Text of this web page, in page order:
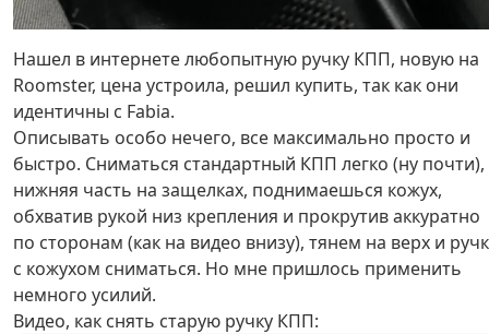
Нашел в интернете любопытную ручку КПП, новую на
Roomster, цена устроила, решил купить, так как они
идентичны с Fabia.
Описывать особо нечего, все максимально просто и
быстро. Сниматься стандартный КПП легко (ну почти),
нижняя часть на защелках, поднимаешься кожух,
обхватив рукой низ крепления и прокрутив аккуратно
по сторонам (как на видео внизу), тянем на верх и
с кожухом сниматься. Но мне пришлось применить
немного усилий.
Видео, как снять старую ручку КПП: